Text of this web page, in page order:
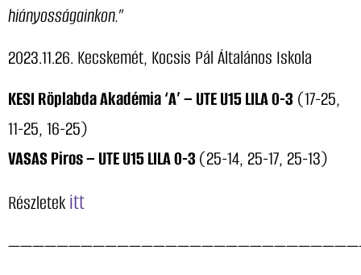
hiányosságainkon.”
2023.11.26. Kecskemét, Kocsis Pál Általános Iskola
KESI Röplabda Akadémia ‘A’ – UTE U15 LILA 0-3 (17-25,
11-25, 16-25)
VASAS Piros – UTE U15 LILA 0-3(25-14, 25-17, 25-13)
Részletekitt